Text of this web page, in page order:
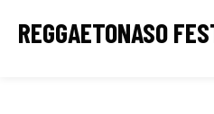
REGGAETONASO